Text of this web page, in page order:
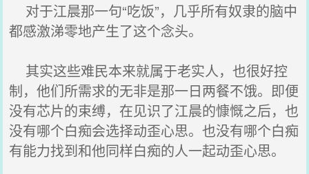
对于江晨那一句“吃饭”，几乎所有奴隶的脑中
都感激涕零地产生了这个念头。
其实这些难民本来就属于老实人，也很好控
制，他们所需求的无非是那一日两餐不饿。即便
没有芯片的束缚，在见识了江晨的慷慨之后，也
没有哪个白痴会选择动歪心思。也没有哪个白痴
有能力找到和他同样白痴的人一起动歪心思。